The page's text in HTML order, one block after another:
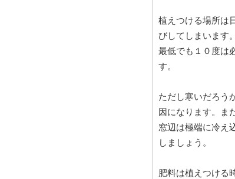
植えつける場所は
びしてしまいます
最低でも１０度は
す。
ただし寒いだろう
因になります。ま
窓辺は極端に冷え
しましょう。
肥料は植えつける